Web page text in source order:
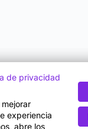
de privacidad
experiencia
abre los